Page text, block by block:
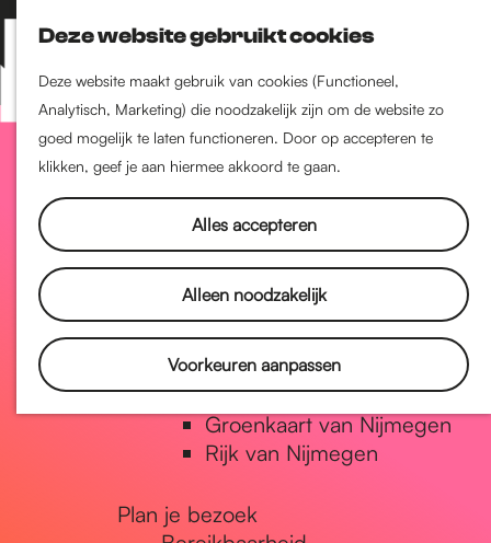
Deze website gebruikt cookies
Deze website maakt gebruik van cookies (Functioneel,
Analytisch, Marketing) die noodzakelijk zijn om de website zo
goed mogelijk te laten functioneren. Door op accepteren te
klikken, geef je aan hiermee akkoord te gaan.
Alles accepteren
Alleen noodzakelijk
Voorkeuren aanpassen
Z
o
e
k
e
K
a
a
r
t
M
e
n
Nijmegen-Nieuw-West
Nijmegen-Oud-West
Dukenburg
Lindenholt
Historie
De oudste stad van
Nederland
Historische tijdlijn
Romeinse Limes
Vrede van Nijmegen Penning
Natuur in Nijmegen
Groenkaart van Nijmegen
Rijk van Nijmegen
Plan je bezoek